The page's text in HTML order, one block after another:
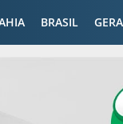
BRASIL